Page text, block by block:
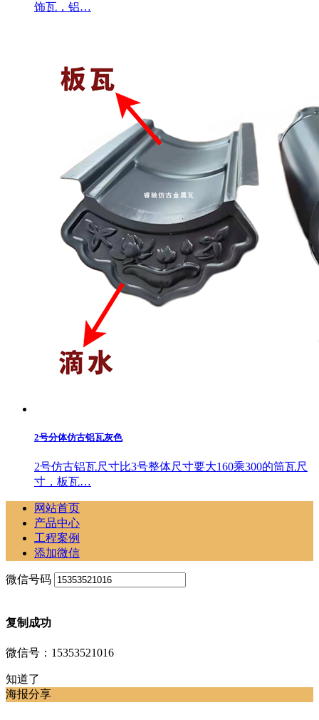
饰瓦，铝…
2号分体仿古铝瓦灰色
2号仿古铝瓦尺寸比3号整体尺寸要大160乘300的筒瓦尺
寸，板瓦…
网站首页
产品中心
工程案例
添加微信
微信号码
复制成功
微信号：15353521016
知道了
海报分享